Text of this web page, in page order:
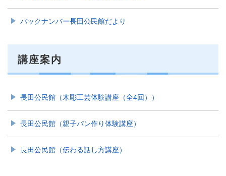
バックナンバー長田公民館だより
講座案内
長田公民館（木彫工芸体験講座（全4回））
長田公民館（親子パン作り体験講座）
長田公民館（伝わる話し方講座）